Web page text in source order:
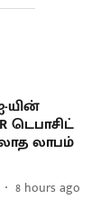
யின்
டெபாசிட்
லாபம்
8 hours ago